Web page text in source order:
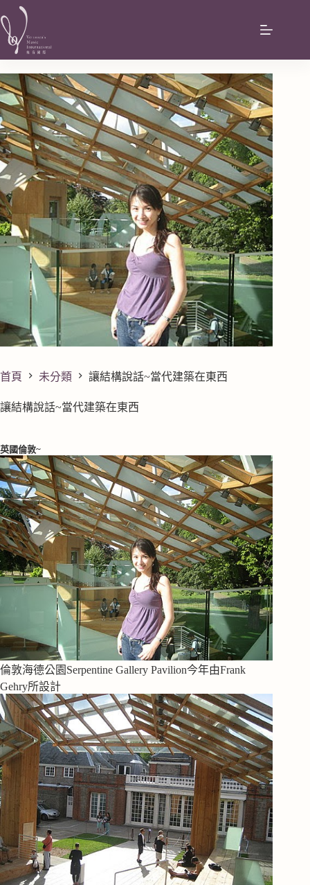
首頁 未分類 讓結構說話~當代建築在東西
讓結構說話~當代建築在東西
英國倫敦~
倫敦海德公園Serpentine Gallery Pavilion今年由Frank
Gehry所設計